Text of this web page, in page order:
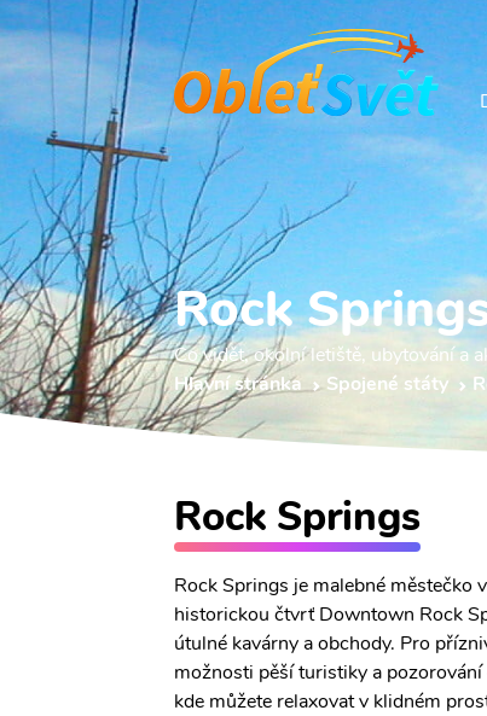
Rock
Co vidět, okolní letiště, ubytování a
Hlavní stránka
Spojené státy
Rock Springs
Rock Springs je malebné
historickou čtvrť Downtown Rock
útulné kavárny a obchody. Pro
možnosti pěší turistiky a
kde můžete relaxovat v klidném